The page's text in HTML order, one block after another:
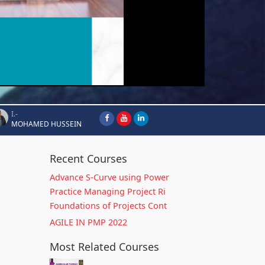
I.-
MOHAMED HUSSEIN
Recent Courses
Advance S-Curve using Power
Practice Managing Project Ri
Foundations of Projects Cont
AGILE IN PMP 2022
Most Related Courses